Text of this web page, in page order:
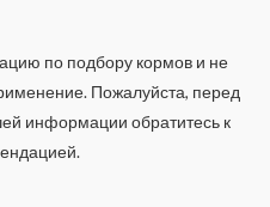
по подбору кормов и не
Пожалуйста, перед
информации обратитесь к